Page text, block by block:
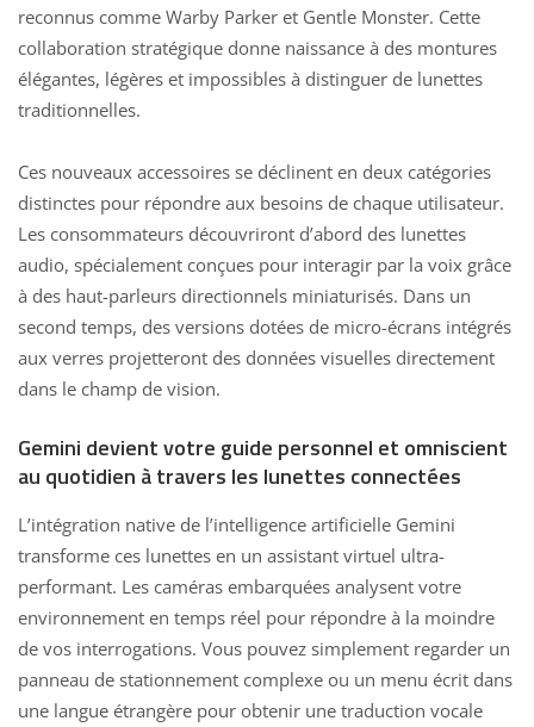
reconnus comme Warby Parker et Gentle Monster. Cette
collaboration stratégique donne naissance à des montures
élégantes, légères et impossibles à distinguer de lunettes
traditionnelles.
Ces nouveaux accessoires se déclinent en deux catégories
distinctes pour répondre aux besoins de chaque utilisateur.
Les consommateurs découvriront d’abord des lunettes
audio, spécialement conçues pour interagir par la voix grâce
à des haut-parleurs directionnels miniaturisés. Dans un
second temps, des versions dotées de micro-écrans intégrés
aux verres projetteront des données visuelles directement
dans le champ de vision.
Gemini devient votre guide personnel et omniscient
au quotidien à travers les lunettes connectées
L’intégration native de l’intelligence artificielle Gemini
transforme ces lunettes en un assistant virtuel ultra-
performant. Les caméras embarquées analysent votre
environnement en temps réel pour répondre à la moindre
de vos interrogations. Vous pouvez simplement regarder un
panneau de stationnement complexe ou un menu écrit dans
une langue étrangère pour obtenir une traduction vocale